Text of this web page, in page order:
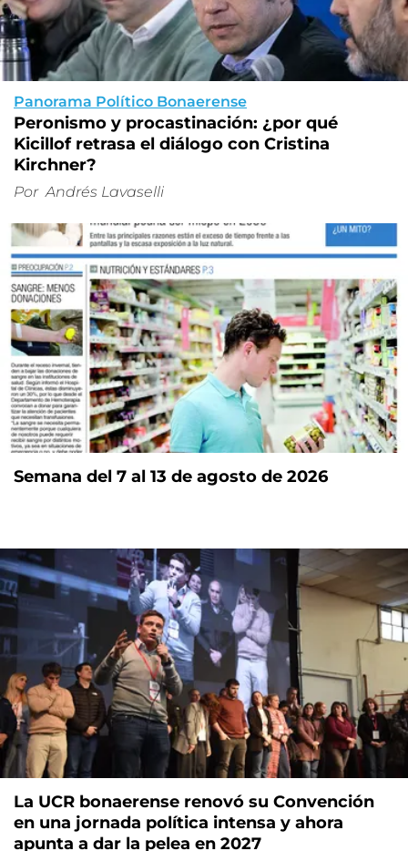
Panorama Político Bonaerense
Peronismo y procastinación: ¿por qué
Kicillof retrasa el diálogo con Cristina
Kirchner?
Por Andrés Lavaselli
Semana del 7 al 13 de agosto de 2026
La UCR bonaerense renovó su Convención
en una jornada política intensa y ahora
apunta a dar la pelea en 2027